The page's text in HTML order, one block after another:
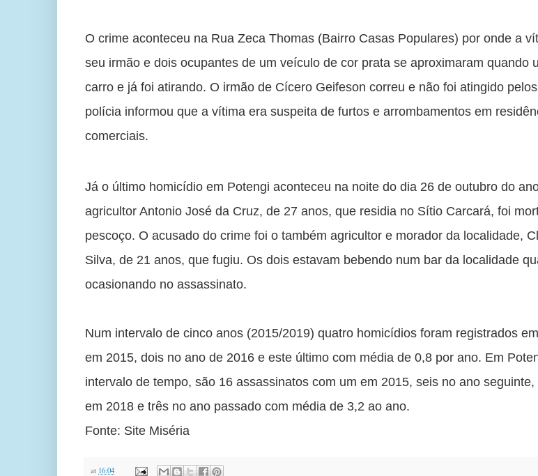
O crime aconteceu na Rua Zeca Thomas (Bairro Casas Populares) por onde a
seu irmão e dois ocupantes de um veículo de cor prata se aproximaram quando
carro e já foi atirando. O irmão de Cícero Geifeson correu e não foi atingido
polícia informou que a vítima era suspeita de furtos e arrombamentos em
comerciais.
Já o último homicídio em Potengi aconteceu na noite do dia 26 de outubro do
agricultor Antonio José da Cruz, de 27 anos, que residia no Sítio Carcará, foi
pescoço. O acusado do crime foi o também agricultor e morador da localidade,
Silva, de 21 anos, que fugiu. Os dois estavam bebendo num bar da localidade
ocasionando no assassinato.
Num intervalo de cinco anos (2015/2019) quatro homicídios foram registrados
em 2015, dois no ano de 2016 e este último com média de 0,8 por ano. Em
intervalo de tempo, são 16 assassinatos com um em 2015, seis no ano
em 2018 e três no ano passado com média de 3,2 ao ano.
Fonte: Site Miséria
at 16:04